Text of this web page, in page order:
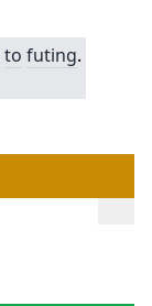
to futing.